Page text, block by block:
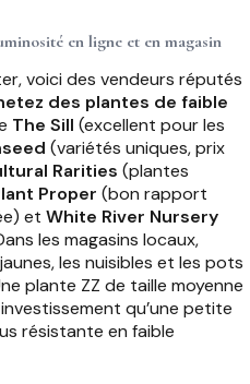
en ligne et en magasin
voici des vendeurs réputés
des plantes de faible
The Sill (excellent pour les
(variétés uniques, prix
Rarities (plantes
Proper (bon rapport
et White River Nursery
les magasins locaux,
les nuisibles et les pots
plante ZZ de taille moyenne
qu’une petite
résistante en faible